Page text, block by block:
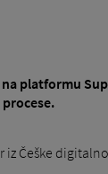
platformu
Češke